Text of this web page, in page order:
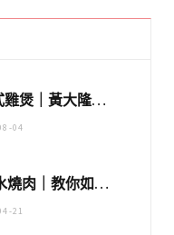
台北少見廣式雞煲｜黃大隆濃郁煲湯：經典提燈與溫體雞肉，熬夜修仙不如來喝湯！
04
桃園燒肉 純水燒肉｜教你如何優惠吃日本A5和牛各種部位，私房菜誠意吃好吃滿
21